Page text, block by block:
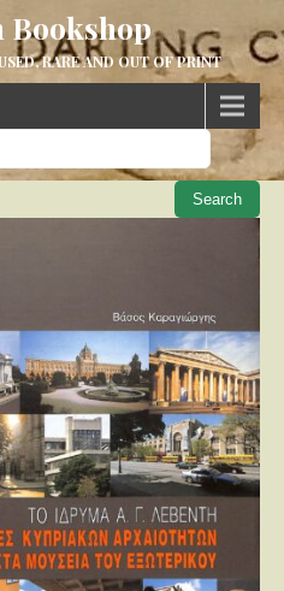
RARE AND OUT OF PRINT
When